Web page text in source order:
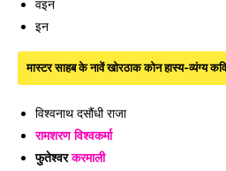
वइन
इन
मास्टर साहब के नावें खोरठाक कोन हास्य-व्यंग्य
विश्वनाथ दसौंधी राजा
रामशरण विश्वकर्मा
फुतेश्वरकरमाली